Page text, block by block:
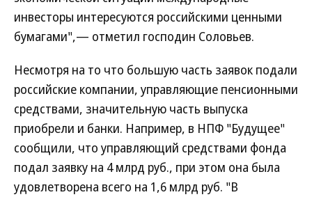
инвесторы интересуются российскими ценными
бумагами",— отметил господин Соловьев.
Несмотря на то что большую часть заявок подали
российские компании, управляющие пенсионными
средствами, значительную часть выпуска
приобрели и банки. Например, в НПФ "Будущее"
сообщили, что управляющий средствами фонда
подал заявку на 4 млрд руб., при этом она была
удовлетворена всего на 1,6 млрд руб. "В